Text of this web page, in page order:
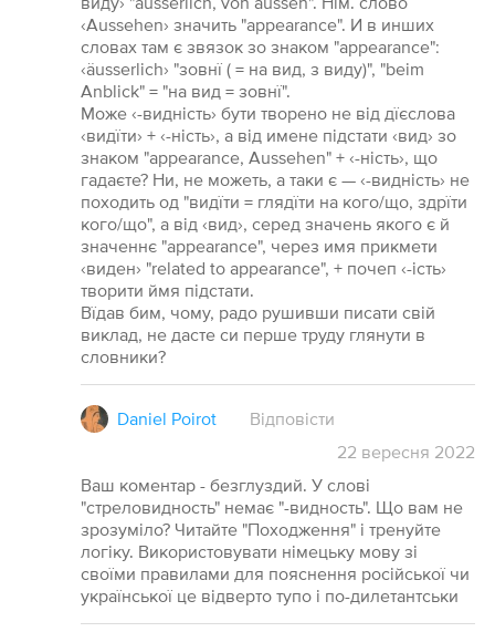
‹Aussehen› значить "appearance". И в инших
словах там є звязок зо знаком "appearance":
‹äusserlich› "зовнї ( = на вид, з виду)", "beim
Anblick" = "на вид = зовнї".
Може ‹-видність› бути творено не від дїєслова
‹видїти› + ‹-ність›, а від имене підстати ‹вид› зо
знаком "appearance, Aussehen" + ‹-ність›, що
гадаєте? Ни, не можеть, а таки є — ‹-видність› не
походить од "видїти = глядїти на кого/що, здрїти
кого/що", а від ‹вид›, серед значень якого є й
значеннє "appearance", через имя прикмети
‹виден› "related to appearance", + почеп ‹-ість›
творити ймя підстати.
Вїдав бим, чому, радо рушивши писати свій
виклад, не дасте си перше труду глянути в
словники?
Daniel Poirot
Відповісти
22 вересня 2022
Ваш коментар - безглуздий. У слові
"стреловидность" немає "-видность". Що вам не
зрозуміло? Читайте "Походження" і тренуйте
логіку. Використовувати німецьку мову зі
своїми правилами для пояснення російської чи
української це відверто тупо і по-дилетантськи